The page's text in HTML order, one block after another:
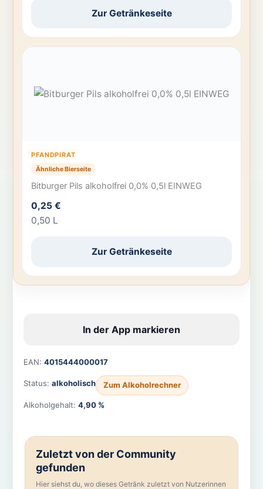
Zur Getränkeseite
PFANDPIRAT
Ähnliche Bierseite
Bitburger Pils alkoholfrei 0,0% 0,5l EINWEG
0,25 €
0,50 L
Zur Getränkeseite
In der App markieren
EAN: 4015444000017
Status: alkoholisch Zum Alkoholrechner
Alkoholgehalt: 4,90 %
Zuletzt von der Community
gefunden
Hier siehst du, wo dieses Getränk zuletzt von Nutzerinnen